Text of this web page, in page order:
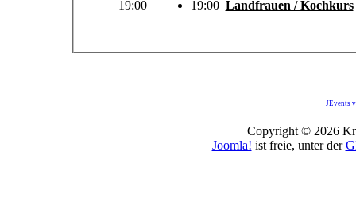
19:00 19:00 Landfrauen / Kochkurs
JEvents
Copyright © 2026
Joomla! ist freie, unter der